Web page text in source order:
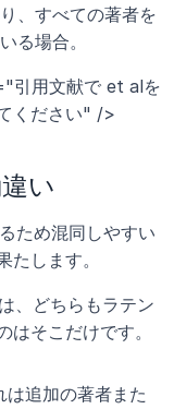
、すべての著者を
る場合。
用文献で et alを
ください" />
い
ため混同しやすい
します。
、どちらもラテン
そこだけです。
追加の著者また